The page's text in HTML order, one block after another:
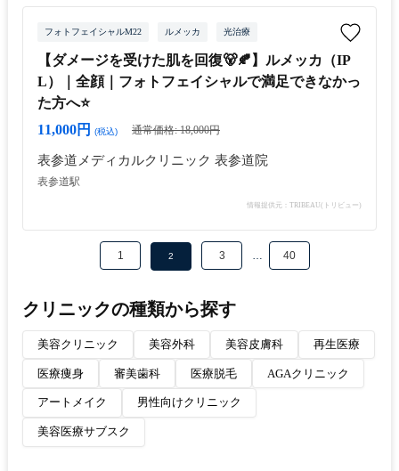
フォトフェイシャルM22 ルメッカ 光治療
【ダメージを受けた肌を回復🐻🍂】ルメッカ（IP
L）｜全顔｜フォトフェイシャルで満足できなかっ
た方へ⭐️
11,000円
(税込) 通常価格: 18,000円
表参道メディカルクリニック 表参道院
表参道駅
情報提供元：TRIBEAU(トリビュー)
1 2 3 … 40
クリニックの種類から探す
美容クリニック 美容外科 美容皮膚科 再生医療
医療痩身 審美歯科 医療脱毛 AGAクリニック
アートメイク 男性向けクリニック
美容医療サブスク